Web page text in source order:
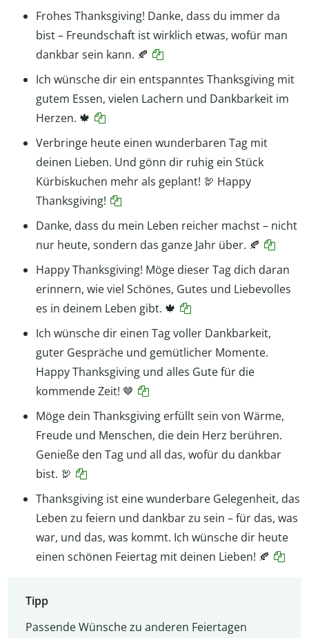
Frohes Thanksgiving! Danke, dass du immer da
bist – Freundschaft ist wirklich etwas, wofür man
dankbar sein kann. 🍂
Ich wünsche dir ein entspanntes Thanksgiving mit
gutem Essen, vielen Lachern und Dankbarkeit im
Herzen. 🍁
Verbringe heute einen wunderbaren Tag mit
deinen Lieben. Und gönn dir ruhig ein Stück
Kürbiskuchen mehr als geplant! 🦃 Happy
Thanksgiving!
Danke, dass du mein Leben reicher machst – nicht
nur heute, sondern das ganze Jahr über. 🍂
Happy Thanksgiving! Möge dieser Tag dich daran
erinnern, wie viel Schönes, Gutes und Liebevolles
es in deinem Leben gibt. 🍁
Ich wünsche dir einen Tag voller Dankbarkeit,
guter Gespräche und gemütlicher Momente.
Happy Thanksgiving und alles Gute für die
kommende Zeit! 🤎
Möge dein Thanksgiving erfüllt sein von Wärme,
Freude und Menschen, die dein Herz berühren.
Genieße den Tag und all das, wofür du dankbar
bist. 🦃
Thanksgiving ist eine wunderbare Gelegenheit, das
Leben zu feiern und dankbar zu sein – für das, was
war, und das, was kommt. Ich wünsche dir heute
einen schönen Feiertag mit deinen Lieben! 🍂
Tipp
Passende Wünsche zu anderen Feiertagen